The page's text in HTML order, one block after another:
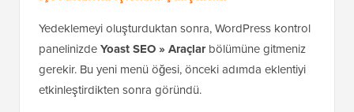
Yedeklemeyi oluşturduktan sonra, WordPress kontrol
panelinizdeYoast SEO » Araçlarbölümüne gitmeniz
gerekir. Bu yeni menü öğesi, önceki adımda eklentiyi
etkinleştirdikten sonra göründü.